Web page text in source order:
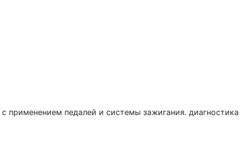
применением педалей и системы зажигания. диагностика